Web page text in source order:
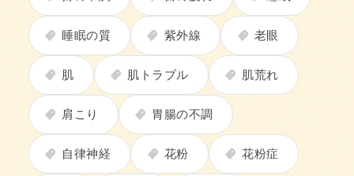
睡眠の質 紫外線 老眼
肌 肌トラブル 肌荒れ
肩こり 胃腸の不調
自律神経 花粉 花粉症